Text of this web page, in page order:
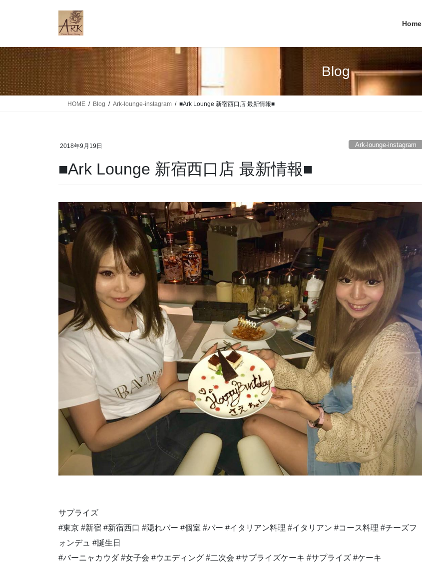
ツ
に
移
動
シ
ョ
ン
に
Home
Blog
HOME Blog Ark-lounge-instagram ■Ark Lounge 新宿西口店 最新情報■
2018年9月19日 Ark-lounge-instagram
■Ark Lounge 新宿西口店 最新情報■
サプライズ
#東京 #新宿 #新宿西口 #隠れバー #個室 #バー #イタリアン料理 #イタリアン #コース料理 #チーズフ
ォンデュ #誕生日
#バーニャカウダ #女子会 #ウエディング #二次会 #サプライズケーキ #サプライズ #ケーキ